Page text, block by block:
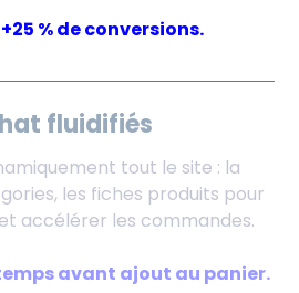
% de conversions.
fluidifiés
tout le site : la
les fiches produits pour
accélérer les commandes.
avant ajout au panier.